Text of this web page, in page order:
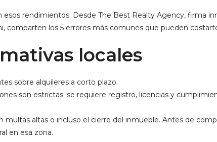
rendimientos. Desde The Best Realty Agency, firma
comparten los 5 errores más comunes que pueden
locales
sobre alquileres a corto plazo.
son estrictas: se requiere registro, licencias y
multas altas o incluso el cierre del inmueble. Antes de
en esa zona.